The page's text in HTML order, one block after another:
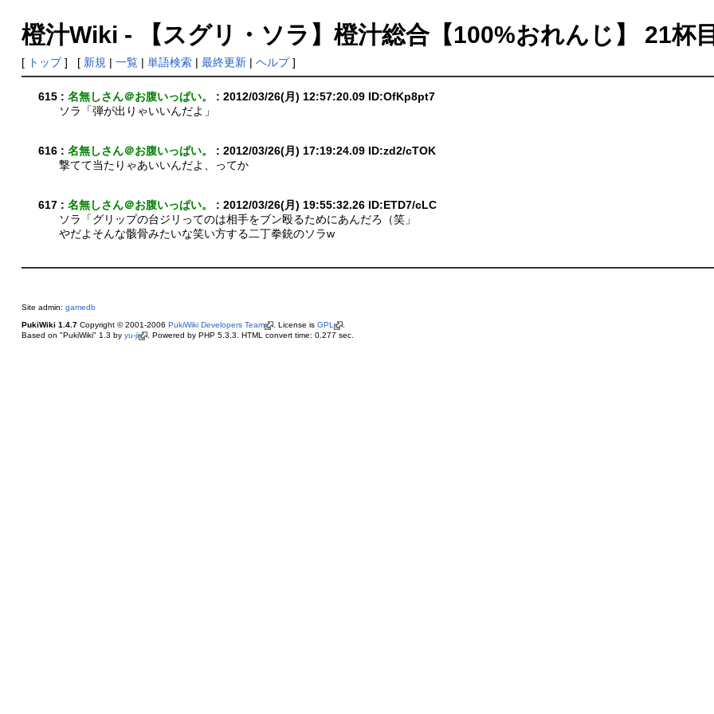
橙汁Wiki - 【スグリ・ソラ】橙汁総合【100%おれんじ】 21杯
[ トップ] [ 新規 | 一覧| 単語検索| 最終更新| ヘルプ]
615 :名無しさん＠お腹いっぱい。
: 2012/03/26(月) 12:57:20.09 ID:OfKp8pt7
ソラ「弾が出りゃいいんだよ」
616 :名無しさん＠お腹いっぱい。
: 2012/03/26(月) 17:19:24.09 ID:zd2/cTOK
撃てて当たりゃあいいんだよ、ってか
617 :名無しさん＠お腹いっぱい。
: 2012/03/26(月) 19:55:32.26 ID:ETD7/cLC
ソラ「グリップの台ジリってのは相手をブン殴るためにあんだろ（笑」
やだよそんな骸骨みたいな笑い方する二丁拳銃のソラw
Site admin: gamedb
PukiWiki 1.4.7Copyright © 2001-2006 PukiWiki Developers Team . License is GPL
.
Based on "PukiWiki" 1.3 by yu-ji . Powered by PHP 5.3.3. HTML convert time: 0.277 sec.